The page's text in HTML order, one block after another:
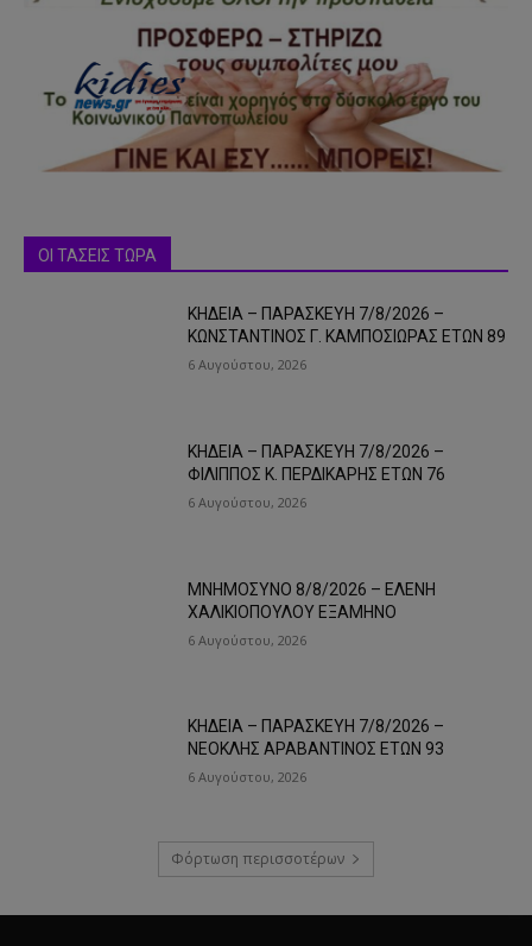
ΟΙ ΤΑΣΕΙΣ ΤΩΡΑ
ΚΗΔΕΙΑ – ΠΑΡΑΣΚΕΥΗ 7/8/2026 –
ΚΩΝΣΤΑΝΤΙΝΟΣ Γ. ΚΑΜΠΟΣΙΩΡΑΣ ΕΤΩΝ 89
6 Αυγούστου, 2026
ΚΗΔΕΙΑ – ΠΑΡΑΣΚΕΥΗ 7/8/2026 –
ΦΙΛΙΠΠΟΣ Κ. ΠΕΡΔΙΚΑΡΗΣ ΕΤΩΝ 76
6 Αυγούστου, 2026
ΜΝΗΜΟΣΥΝΟ 8/8/2026 – ΕΛΕΝΗ
ΧΑΛΙΚΙΟΠΟΥΛΟΥ ΕΞΑΜΗΝΟ
6 Αυγούστου, 2026
ΚΗΔΕΙΑ – ΠΑΡΑΣΚΕΥΗ 7/8/2026 –
ΝΕΟΚΛΗΣ ΑΡΑΒΑΝΤΙΝΟΣ ΕΤΩΝ 93
6 Αυγούστου, 2026
Φόρτωση περισσοτέρων